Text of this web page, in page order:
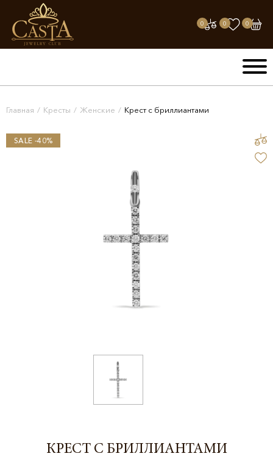
0 0 0
Главная / Кресты / Женские / Крест с бриллиантами
SALE -40%
КРЕСТ С БРИЛЛИАНТАМИ